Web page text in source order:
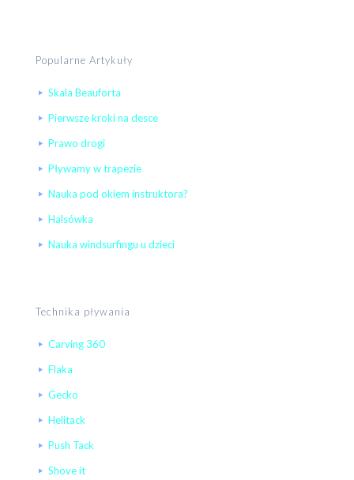
Popularne Artykuły
Skala Beauforta
Pierwsze kroki na desce
Prawo drogi
Pływamy w trapezie
Nauka pod okiem instruktora?
Halsówka
Nauka windsurfingu u dzieci
Technika pływania
Carving 360
Flaka
Gecko
Helitack
Push Tack
Shove it